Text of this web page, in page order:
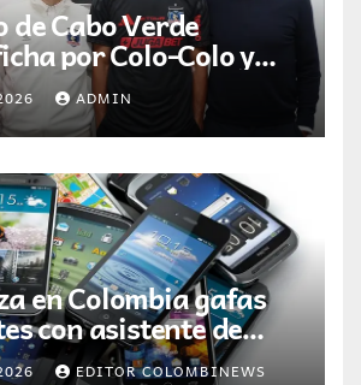
Cabo Verde
por Colo-Colo y
su nueva
ADMIN
en Colombia gafas
con asistente de
artificial
EDITOR COLOMBINEWS